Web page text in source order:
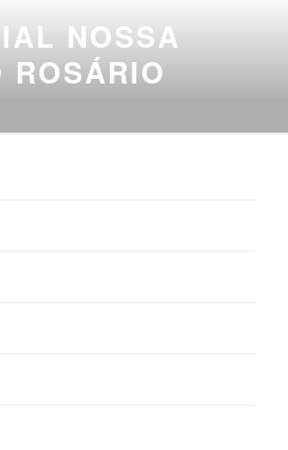
NOSSA
ROSÁRIO